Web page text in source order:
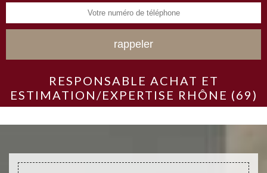
RESPONSABLE ACHAT ET
ESTIMATION/EXPERTISE RHÔNE (69)